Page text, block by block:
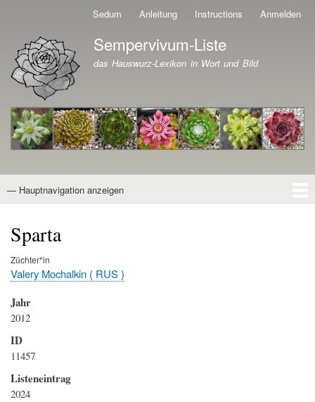
Direkt
zum
Inhalt
Sedum Anleitung Instructions Anmelden
Branding der Website
Sempervivum-Liste
das Hauswurz-Lexikon in Wort und Bild
Hauptnavigation
— Hauptnavigation anzeigen
Sparta
Züchter*in
Valery Mochalkin ( RUS )
Jahr
2012
ID
11457
Listeneintrag
2024